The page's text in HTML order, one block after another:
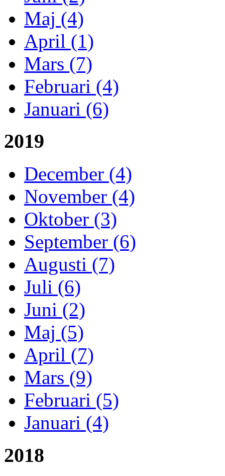
Maj (4)
April (1)
Mars (7)
Februari (4)
Januari (6)
2019
December (4)
November (4)
Oktober (3)
September (6)
Augusti (7)
Juli (6)
Juni (2)
Maj (5)
April (7)
Mars (9)
Februari (5)
Januari (4)
2018